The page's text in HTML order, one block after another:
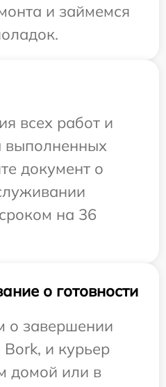
и займемся
всех работ и
выполненных
документ о
на 36
о готовности
завершении
и курьер
домой или в